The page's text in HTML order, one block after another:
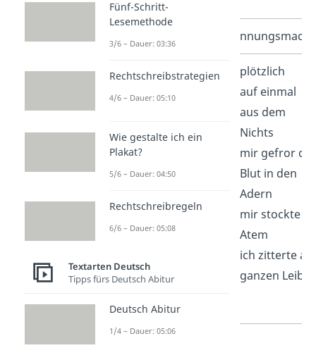
daraufhin
als
schließlich
zuletzt
zur
gleichen
in dem
plötzlich
auf einmal
aus dem
Nichts
mir gefror
Blut in den
Adern
mir stockte
Atem
ich zitterte am
ganzen Leib
Fünf-Schritt-
Lesemethode
3/6 – Dauer: 03:36
Rechtschreibstrategien
4/6 – Dauer: 05:10
Wie gestalte ich ein
Plakat?
5/6 – Dauer: 04:50
Rechtschreibregeln
6/6 – Dauer: 05:08
Textarten Deutsch
Tipps fürs Deutsch Abitur
Deutsch Abitur
1/4 – Dauer: 05:06